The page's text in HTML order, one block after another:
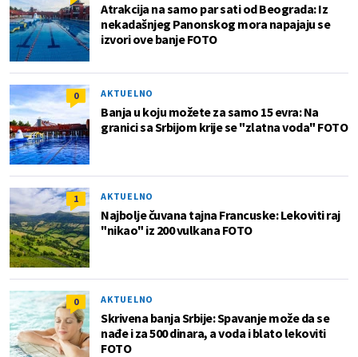
Atrakcija na samo par sati od Beograda: Iz
nekadašnjeg Panonskog mora napajaju se
izvori ove banje FOTO
0 AKTUELNO
Banja u koju možete za samo 15 evra: Na
granici sa Srbijom krije se "zlatna voda" FOTO
1 AKTUELNO
Najbolje čuvana tajna Francuske: Lekoviti raj
"nikao" iz 200 vulkana FOTO
0 AKTUELNO
Skrivena banja Srbije: Spavanje može da se
nađe i za 500 dinara, a voda i blato lekoviti
FOTO